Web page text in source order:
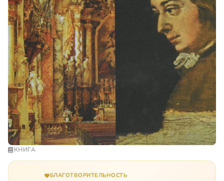
КНИГА
БЛАГОТВОРИТЕЛЬНОСТЬ